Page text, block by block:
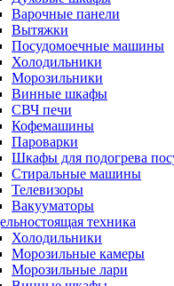
Варочные панели
Вытяжки
Посудомоечные машины
Холодильники
Морозильники
Винные шкафы
СВЧ печи
Кофемашины
Пароварки
Шкафы для подогрева
Стиральные машины
Телевизоры
Вакууматоры
техника
Холодильники
Морозильные камеры
Морозильные лари